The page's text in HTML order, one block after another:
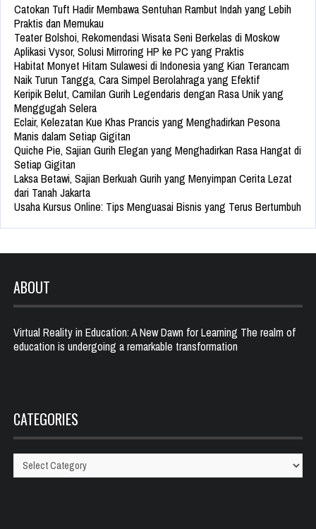
Catokan Tuft Hadir Membawa Sentuhan Rambut Indah yang Lebih
Praktis dan Memukau
Teater Bolshoi, Rekomendasi Wisata Seni Berkelas di Moskow
Aplikasi Vysor, Solusi Mirroring HP ke PC yang Praktis
Habitat Monyet Hitam Sulawesi di Indonesia yang Kian Terancam
Naik Turun Tangga, Cara Simpel Berolahraga yang Efektif
Keripik Belut, Camilan Gurih Legendaris dengan Rasa Unik yang
Menggugah Selera
Eclair, Kelezatan Kue Khas Prancis yang Menghadirkan Pesona
Manis dalam Setiap Gigitan
Quiche Pie, Sajian Gurih Elegan yang Menghadirkan Rasa Hangat di
Setiap Gigitan
Laksa Betawi, Sajian Berkuah Gurih yang Menyimpan Cerita Lezat
dari Tanah Jakarta
Usaha Kursus Online: Tips Menguasai Bisnis yang Terus Bertumbuh
ABOUT
Virtual Reality in Education: A New Dawn for Learning The realm of
education is undergoing a remarkable transformation
CATEGORIES
Categories